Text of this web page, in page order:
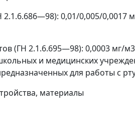
—98): 0,01/0,005/0,0017
(ГН 2.1.6.695—98): 0,0003 мг/м3
и медицинских
для работы с
материалы